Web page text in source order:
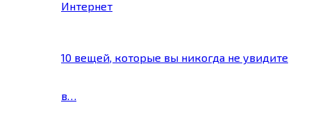
Интернет
10 вещей, которые вы никогда не увидите
в…